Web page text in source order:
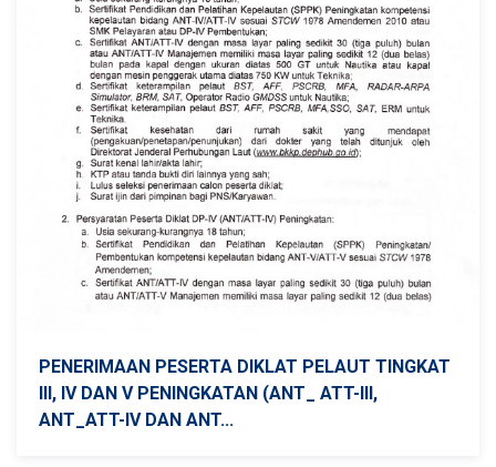
PENERIMAAN PESERTA DIKLAT PELAUT TINGKAT
III, IV DAN V PENINGKATAN (ANT_ ATT-III,
ANT_ATT-IV DAN ANT...